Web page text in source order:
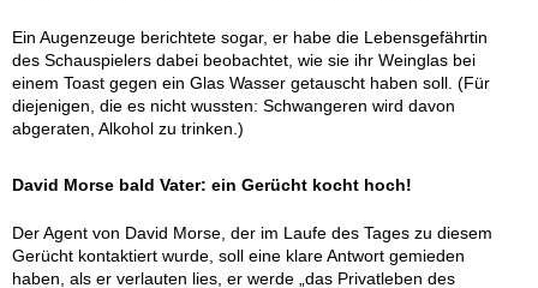
Ein Augenzeuge berichtete sogar, er habe die Lebensgefährtin
des Schauspielers dabei beobachtet, wie sie ihr Weinglas bei
einem Toast gegen ein Glas Wasser getauscht haben soll. (Für
diejenigen, die es nicht wussten: Schwangeren wird davon
abgeraten, Alkohol zu trinken.)
David Morse bald Vater: ein Gerücht kocht hoch!
Der Agent von David Morse, der im Laufe des Tages zu diesem
Gerücht kontaktiert wurde, soll eine klare Antwort gemieden
haben, als er verlauten lies, er werde „das Privatleben des